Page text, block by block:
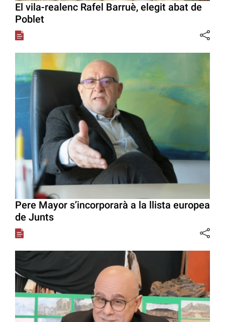
El vila-realenc Rafel Barruè, elegit abat de
Poblet
Pere Mayor s’incorporarà a la llista europea
de Junts